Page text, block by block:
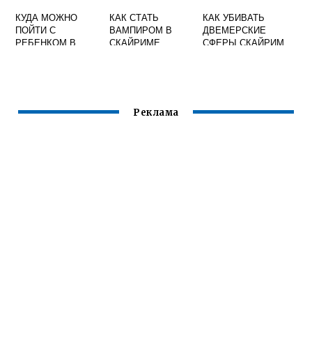
КУДА МОЖНО
ПОЙТИ С
РЕБЕНКОМ В
КАК СТАТЬ
ВАМПИРОМ В
СКАЙРИМЕ
КАК УБИВАТЬ
ДВЕМЕРСКИЕ
СФЕРЫ СКАЙРИМ
Реклама